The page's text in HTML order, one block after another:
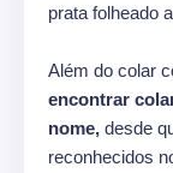
prata folheado
Além do colar
encontrar
nome, desde
reconhecidos